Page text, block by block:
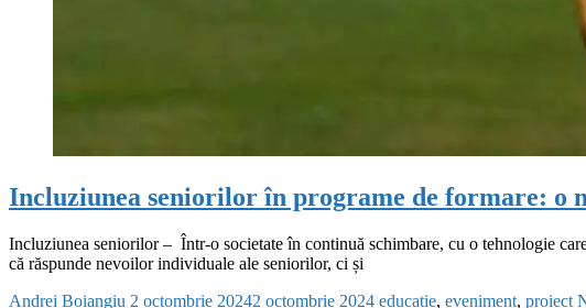
Incluziunea seniorilor în programe de formare: o
Incluziunea seniorilor – Într-o societate în continuă schimbare, cu o tehnologie
că răspunde nevoilor individuale ale seniorilor, ci și
Andrei Boiangiu 2 octombrie 20242 octombrie 2024 educatie, eveniment, proiect